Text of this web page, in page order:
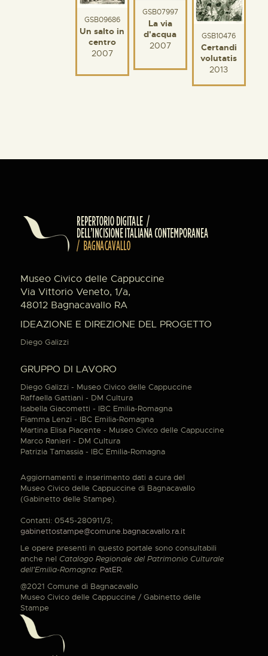
GSB07997
La via
d'acqua
2007
GSB09686
Un salto in
centro
2007
GSB10476
Certandi
volutatis
2013
Museo Civico delle Cappuccine
Via Vittorio Veneto, 1/a,
48012 Bagnacavallo RA
IDEAZIONE E DIREZIONE DEL PROGETTO
Diego Galizzi
GRUPPO DI LAVORO
Diego Galizzi - Museo Civico delle Cappuccine
Raffaella Gattiani - DM Cultura
Isabella Giacometti - IBC Emilia-Romagna
Fiamma Lenzi - IBC Emilia-Romagna
Martina Elisa Piacente - Museo Civico delle Cappuccine
Marco Ranieri - DM Cultura
Patrizia Tamassia - IBC Emilia-Romagna
Aggiornamenti e inserimento dati a cura del
Museo Civico delle Cappuccine di Bagnacavallo
(Gabinetto delle Stampe).
Contatti: 0545-280911/3;
gabinettostampe@comune.bagnacavallo.ra.it
Le opere presenti in questo portale sono consultabili
anche nel Catalogo Regionale del Patrimonio Culturale
dell'Emilia-Romagna: PatER.
@2021 Comune di Bagnacavallo
Museo Civico delle Cappuccine / Gabinetto delle
Stampe